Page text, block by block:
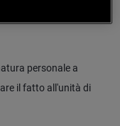
personale a
il fatto all'unità di